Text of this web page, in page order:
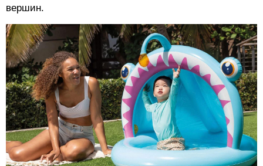
вершин.